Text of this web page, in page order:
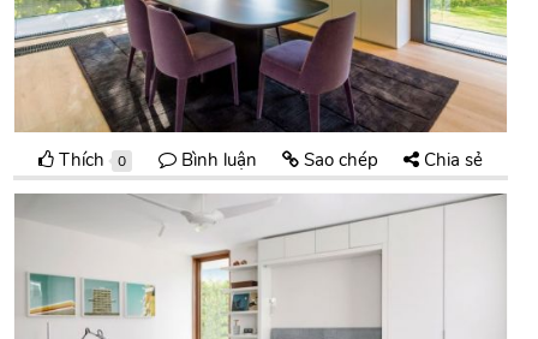
Thích 0 Bình luận Sao chép Chia sẻ